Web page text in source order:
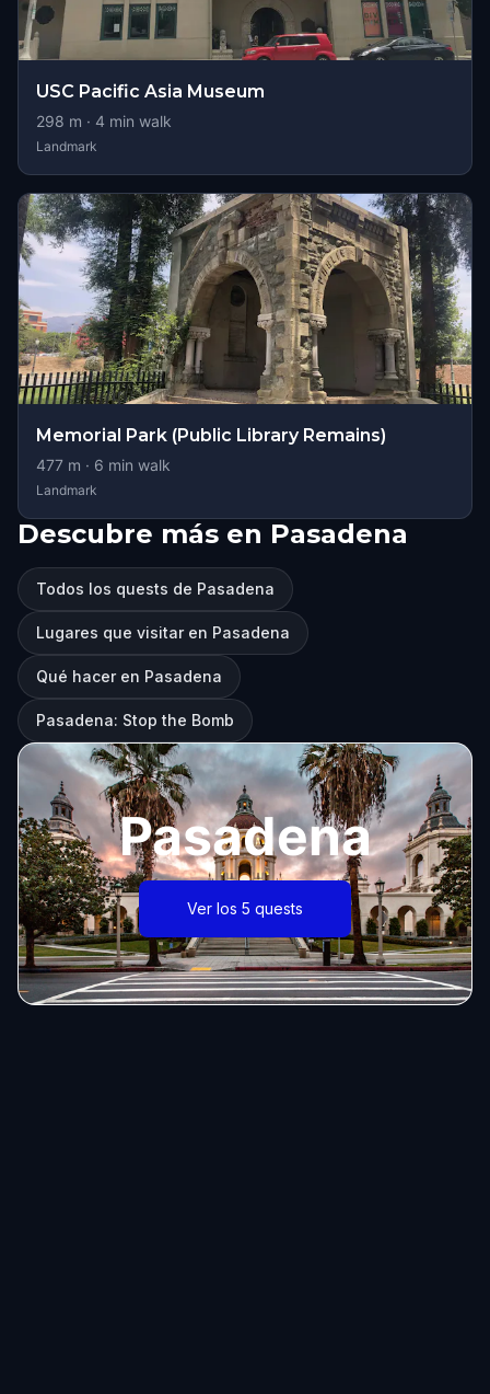
USC Pacific Asia Museum
298 m · 4 min walk
Landmark
Memorial Park (Public Library Remains)
477 m · 6 min walk
Landmark
Descubre más en Pasadena
Todos los quests de Pasadena
Lugares que visitar en Pasadena
Qué hacer en Pasadena
Pasadena: Stop the Bomb
Pasadena
Ver los 5 quests